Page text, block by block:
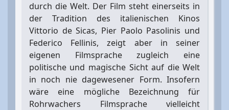
durch die Welt. Der Film steht einerseits in
der Tradition des italienischen Kinos
Vittorio de Sicas, Pier Paolo Pasolinis und
Federico Fellinis, zeigt aber in seiner
eigenen Filmsprache zugleich eine
politische und magische Sicht auf die Welt
in noch nie dagewesener Form. Insofern
wäre eine mögliche Bezeichnung für
Rohrwachers Filmsprache vielleicht